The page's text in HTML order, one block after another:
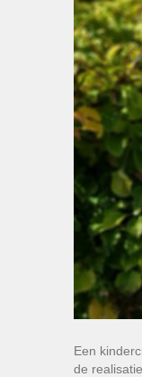
Een
de